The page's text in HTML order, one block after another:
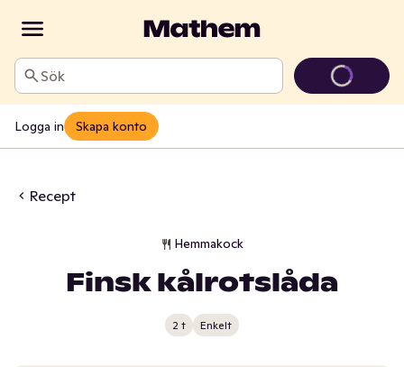
Sök
Logga in Skapa konto
Recept
Hemmakock
Finsk kålrotslåda
2 t Enkelt